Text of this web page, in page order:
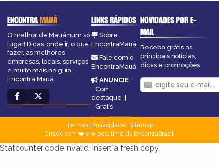
ENCONTRAMAUÁ
O melhor de Mauá num só
lugar! Dicas, onde ir, o que
fazer, as melhores
empresas, locais, serviços
e muito mais no guia
Encontra Mauá.
LINKS RÁPIDOS
Sobre
EncontraMauá
Fale com o
EncontraMauá
ANUNCIE:
Com
destaque |
Grátis
NOVIDADES POR E-
MAIL
Receba grátis as
principais notícias,
dicas e promoções
Termos| Privacidade
Sitemap
Criado com ❤️ e ☕ pelo time do EncontraBrasil
Statcounter code invalid. Insert a fresh copy.